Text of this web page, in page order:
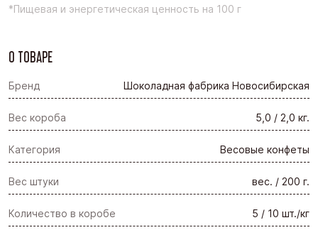
*Пищевая и энергетическая ценность на 100 г
О ТОВАРЕ
Бренд Шоколадная фабрика Новосибирская
Вес короба 5,0 / 2,0 кг.
Категория Весовые конфеты
Вес штуки вес. / 200 г.
Количество в коробе 5 / 10 шт./кг